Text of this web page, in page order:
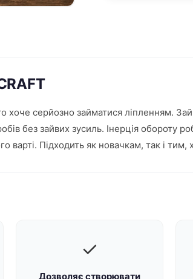
серйозно займатися ліпленням.
без зайвих зусиль. Інерція
Підходить як новачкам, так і тим,
✓
Дозволяє створювати